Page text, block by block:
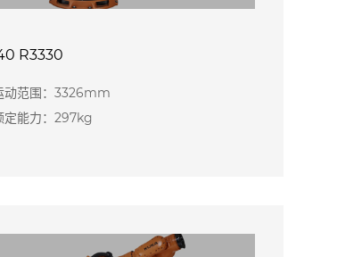
R3330
动范围：3326mm
定能力：297kg